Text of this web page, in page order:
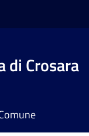
di Crosara